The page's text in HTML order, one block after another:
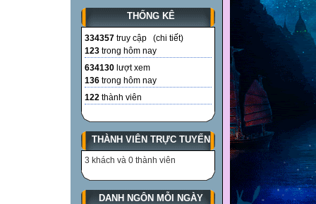
THỐNG KÊ
334357 truy cập (chi tiết)
123 trong hôm nay
634130 lượt xem
136 trong hôm nay
122 thành viên
THÀNH VIÊN TRỰC TUYẾN
3 khách và 0 thành viên
DANH NGÔN MỖI NGÀY